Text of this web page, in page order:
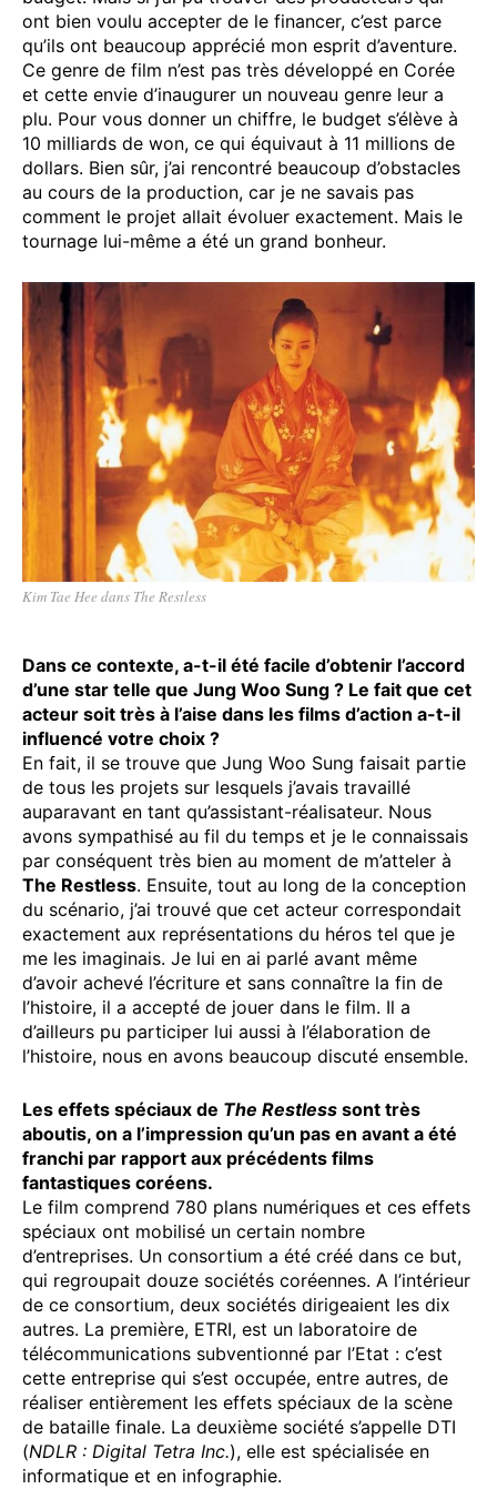
ont bien voulu accepter de le financer, c’est parce
qu’ils ont beaucoup apprécié mon esprit d’aventure.
Ce genre de film n’est pas très développé en Corée
et cette envie d’inaugurer un nouveau genre leur a
plu. Pour vous donner un chiffre, le budget s’élève à
10 milliards de won, ce qui équivaut à 11 millions de
dollars. Bien sûr, j’ai rencontré beaucoup d’obstacles
au cours de la production, car je ne savais pas
comment le projet allait évoluer exactement. Mais le
tournage lui-même a été un grand bonheur.
Kim Tae Hee dans The Restless
Dans ce contexte, a-t-il été facile d’obtenir l’accord
d’une star telle que Jung Woo Sung ? Le fait que cet
acteur soit très à l’aise dans les films d’action a-t-il
influencé votre choix ?
En fait, il se trouve que Jung Woo Sung faisait partie
de tous les projets sur lesquels j’avais travaillé
auparavant en tant qu’assistant-réalisateur. Nous
avons sympathisé au fil du temps et je le connaissais
par conséquent très bien au moment de m’atteler à
The Restless. Ensuite, tout au long de la conception
du scénario, j’ai trouvé que cet acteur correspondait
exactement aux représentations du héros tel que je
me les imaginais. Je lui en ai parlé avant même
d’avoir achevé l’écriture et sans connaître la fin de
l’histoire, il a accepté de jouer dans le film. Il a
d’ailleurs pu participer lui aussi à l’élaboration de
l’histoire, nous en avons beaucoup discuté ensemble.
Les effets spéciaux de The Restless sont très
aboutis, on a l’impression qu’un pas en avant a été
franchi par rapport aux précédents films
fantastiques coréens.
Le film comprend 780 plans numériques et ces effets
spéciaux ont mobilisé un certain nombre
d’entreprises. Un consortium a été créé dans ce but,
qui regroupait douze sociétés coréennes. A l’intérieur
de ce consortium, deux sociétés dirigeaient les dix
autres. La première, ETRI, est un laboratoire de
télécommunications subventionné par l’Etat : c’est
cette entreprise qui s’est occupée, entre autres, de
réaliser entièrement les effets spéciaux de la scène
de bataille finale. La deuxième société s’appelle DTI
(NDLR : Digital Tetra Inc.), elle est spécialisée en
informatique et en infographie.